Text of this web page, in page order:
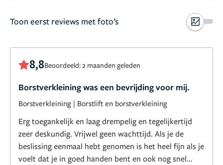
Toon eerst reviews met foto’s
8,8Beoordeeld: 2 maanden geleden
Borstverkleining was een bevrijding voor mij.
Borstverkleining | Borstlift en borstverkleining
Erg toegankelijk en laag drempelig en tegelijkertijd
zeer deskundig. Vrijwel geen wachttijd. Als je de
beslissing eenmaal hebt genomen is het heel fijn als je
voelt dat je in goed handen bent en ook nog snel